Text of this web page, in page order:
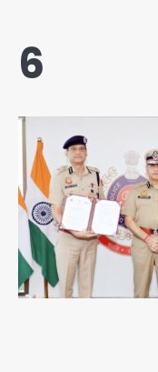
6